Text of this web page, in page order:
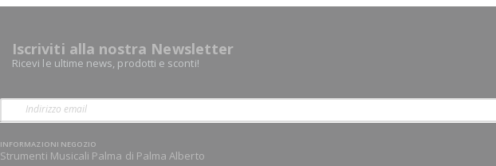
Iscriviti alla nostra Newsletter
Ricevi le ultime news, prodotti e sconti!
INFORMAZIONI NEGOZIO
Strumenti Musicali Palma di Palma Alberto